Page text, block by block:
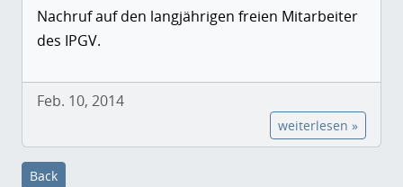
Nachruf auf den langjährigen freien Mitarbeiter
des IPGV.
Feb. 10, 2014
weiterlesen »
Back